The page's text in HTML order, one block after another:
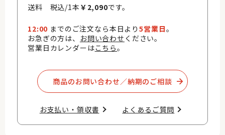
送料 税込/1本 ￥ 2,090です。
12:00 までのご注文なら本日より5営業日。
お急ぎの方は、 お問い合わせ ください。
営業日カレンダーはこちら。
商品のお問い合わせ／納期のご相談​
お支払い・領収書​ よくあるご質問​